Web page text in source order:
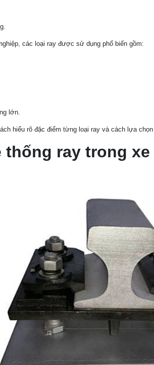
các loại ray được sử dụng phổ biến gồm:
lớn.
hiểu rõ đặc điểm từng loại ray và cách lựa
thống ray trong